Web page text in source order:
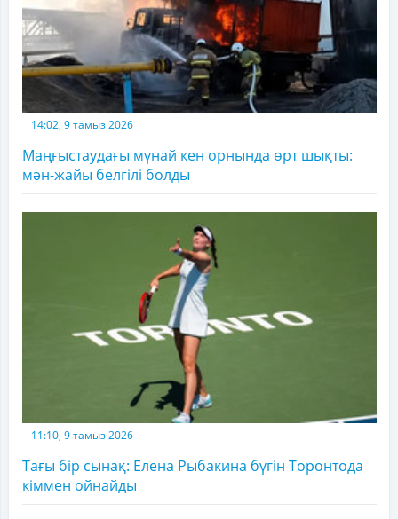
14:02, 9 тамыз 2026
Маңғыстаудағы мұнай кен орнында өрт шықты:
мән-жайы белгілі болды
11:10, 9 тамыз 2026
Тағы бір сынақ: Елена Рыбакина бүгін Торонтода
кіммен ойнайды